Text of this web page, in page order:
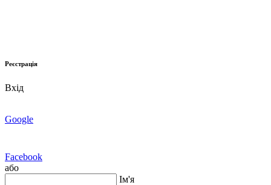
Реєстрація
Вхід
Google
Facebook
або
Ім'я